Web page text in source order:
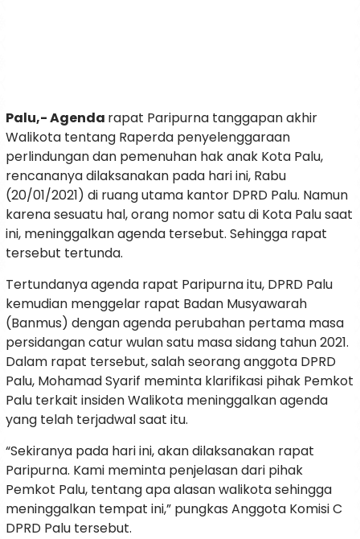
Palu,- Agenda rapat Paripurna tanggapan akhir
Walikota tentang Raperda penyelenggaraan
perlindungan dan pemenuhan hak anak Kota Palu,
rencananya dilaksanakan pada hari ini, Rabu
(20/01/2021) di ruang utama kantor DPRD Palu. Namun
karena sesuatu hal, orang nomor satu di Kota Palu saat
ini, meninggalkan agenda tersebut. Sehingga rapat
tersebut tertunda.
Tertundanya agenda rapat Paripurna itu, DPRD Palu
kemudian menggelar rapat Badan Musyawarah
(Banmus) dengan agenda perubahan pertama masa
persidangan catur wulan satu masa sidang tahun 2021.
Dalam rapat tersebut, salah seorang anggota DPRD
Palu, Mohamad Syarif meminta klarifikasi pihak Pemkot
Palu terkait insiden Walikota meninggalkan agenda
yang telah terjadwal saat itu.
“Sekiranya pada hari ini, akan dilaksanakan rapat
Paripurna. Kami meminta penjelasan dari pihak
Pemkot Palu, tentang apa alasan walikota sehingga
meninggalkan tempat ini,” pungkas Anggota Komisi C
DPRD Palu tersebut.